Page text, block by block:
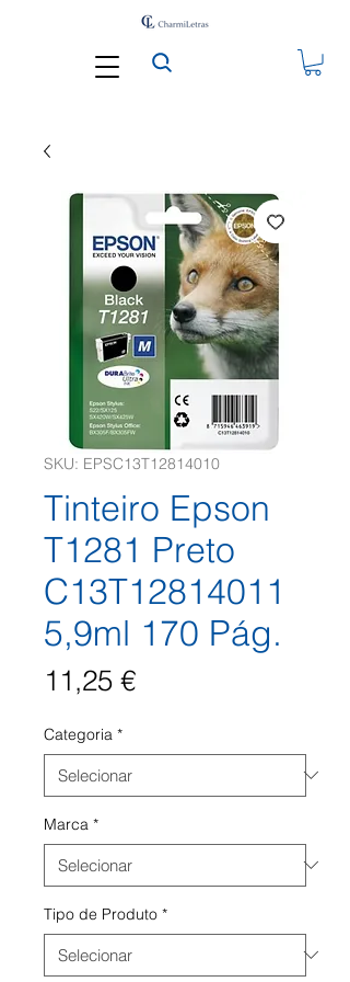
SKU: EPSC13T12814010
Tinteiro Epson
T1281 Preto
C13T12814011
5,9ml 170 Pág.
11,25 €Preço
Categoria *
Marca *
Tipo de Produto *